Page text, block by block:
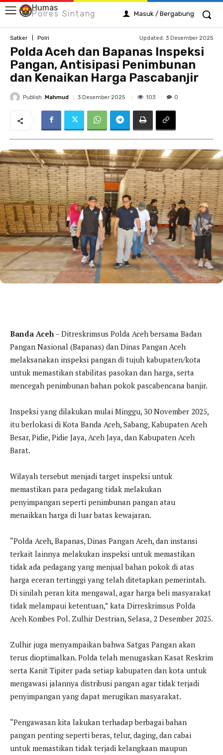
Humas
Polres Sintang Masuk / Bergabung
Satker Polri Updated: 3 Desember 2025
Polda Aceh dan Bapanas Inspeksi
Pangan, Antisipasi Penimbunan
dan Kenaikan Harga Pascabanjir
Publish Mahmud 3 Desember 2025 103 0
Banda Aceh – Ditreskrimsus Polda Aceh bersama Badan
Pangan Nasional (Bapanas) dan Dinas Pangan Aceh
melaksanakan inspeksi pangan di tujuh kabupaten/kota
untuk memastikan stabilitas pasokan dan harga, serta
mencegah penimbunan bahan pokok pascabencana banjir.
Inspeksi yang dilakukan mulai Minggu, 30 November 2025,
itu berlokasi di Kota Banda Aceh, Sabang, Kabupaten Aceh
Besar, Pidie, Pidie Jaya, Aceh Jaya, dan Kabupaten Aceh
Barat.
Wilayah tersebut menjadi target inspeksi untuk
memastikan para pedagang tidak melakukan
penyimpangan seperti penimbunan pangan atau
menaikkan harga di luar batas kewajaran.
“Polda Aceh, Bapanas, Dinas Pangan Aceh, dan instansi
terkait lainnya melakukan inspeksi untuk memastikan
tidak ada pedagang yang menjual bahan pokok di atas
harga eceran tertinggi yang telah ditetapkan pemerintah.
Di sinilah peran kita mengawal, agar harga beli masyarakat
tidak melampaui ketentuan,” kata Dirreskrimsus Polda
Aceh Kombes Pol. Zulhir Destrian, Selasa, 2 Desember 2025.
Zulhir juga menyampaikan bahwa Satgas Pangan akan
terus dioptimalkan. Polda telah menugaskan Kasat Reskrim
serta Kanit Tipiter pada setiap kabupaten dan kota untuk
mengawasi jalannya distribusi pangan agar tidak terjadi
penyimpangan yang dapat merugikan masyarakat.
“Pengawasan kita lakukan terhadap berbagai bahan
pangan penting seperti beras, telur, daging, dan cabai
untuk memastikan tidak terjadi kelangkaan maupun